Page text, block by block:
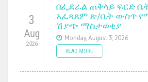
3
Aug
2026
በፌደራል ጠቅላይ ፍርድ
አፈጻጸም ጽ/ቤት ውስጥ
ሽያጭ ማስታወቂያ
Monday, August 3, 2026
READ MORE